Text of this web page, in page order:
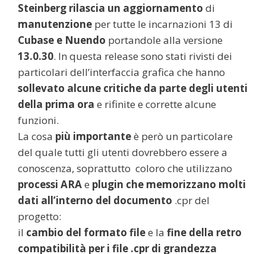
Steinberg rilascia un aggiornamento di
manutenzione per tutte le incarnazioni 13 di
Cubase e Nuendo portandole alla versione
13.0.30. In questa release sono stati rivisti dei
particolari dell’interfaccia grafica che hanno
sollevato alcune critiche da parte degli utenti
della prima ora e rifinite e corrette alcune
funzioni.
La cosa più importanteè però un particolare
del quale tutti gli utenti dovrebbero essere a
conoscenza, soprattutto coloro che utilizzano
processi ARAe plugin che memorizzano molti
dati all’interno del documento .cpr del
progetto:
il cambio del formato filee la fine della retro
compatibilità per i file .cpr di grandezza